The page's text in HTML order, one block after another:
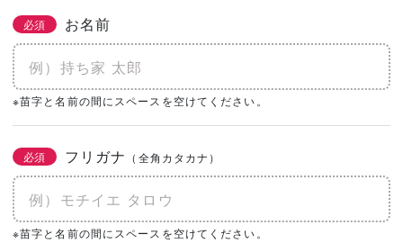
必須 お名前
※苗字と名前の間にスペースを空けてください。
必須 フリガナ （全角カタカナ）
※苗字と名前の間にスペースを空けてください。